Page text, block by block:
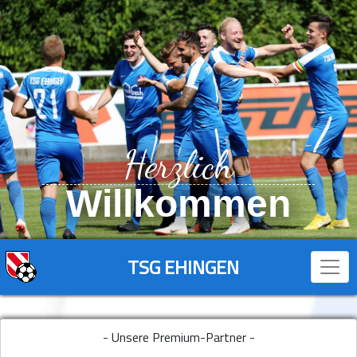
Herzlich
Willkommen
TSG EHINGEN
- Unsere Premium-Partner -